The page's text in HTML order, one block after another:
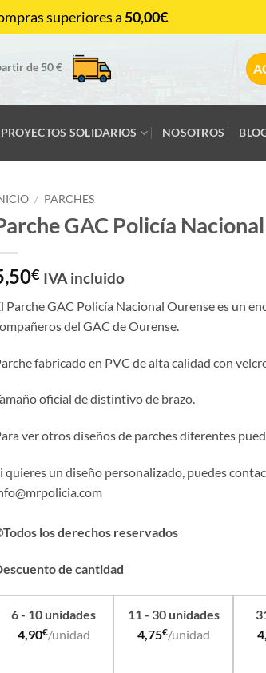
de 50 €
PROYECTOS SOLIDARIOS NOSOTROS
/ PARCHES
GAC Policía
€ IVA incluido
Parche GAC Policía Nacional Ourense es un
del GAC de Ourense.
fabricado en PVC de alta calidad con
oficial de distintivo de brazo.
ver otros diseños de parches diferentes
quieres un diseño personalizado, puedes
los derechos reservados
de cantidad
6 - 10 unidades
4,90€/unidad
11 - 30 unidades
4,75€/unidad
superiores a50,00€